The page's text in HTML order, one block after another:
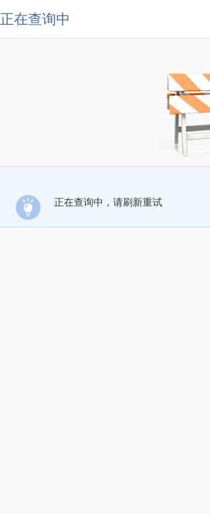
正在查询中
正在查询中，请刷新重试